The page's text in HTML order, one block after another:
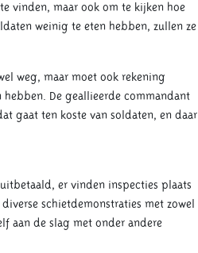
vinden, maar ook om te kijken hoe
weinig te eten hebben, zullen ze
weg, maar moet ook rekening
De geallieerde commandant
gaat ten koste van soldaten, en daar
er vinden inspecties plaats
schietdemonstraties met zowel
aan de slag met onder andere